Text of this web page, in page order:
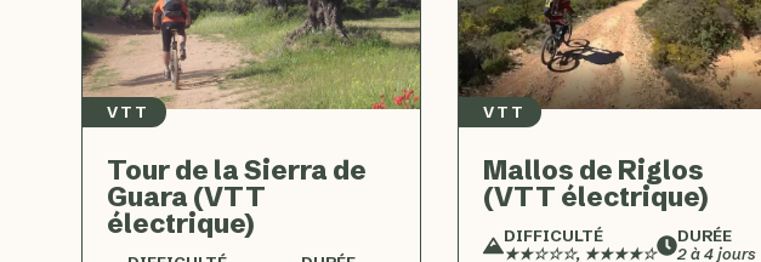
VTT
Tour de la Sierra de
Guara (VTT
électrique)
VTT
Mallos de Riglos
(VTT électrique)
DIFFICULTÉ
★★☆☆☆, ★★★★☆
DURÉE
2 à 4 jours